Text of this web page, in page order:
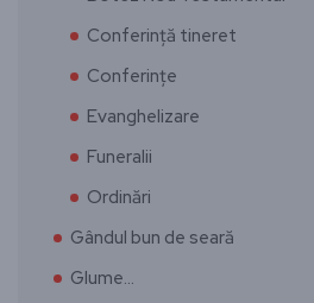
Conferință tineret
Conferințe
Evanghelizare
Funeralii
Ordinări
Gândul bun de seară
Glume…